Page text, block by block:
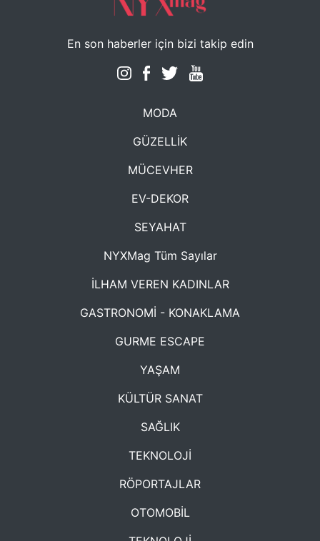
En son haberler için bizi takip edin
MODA
GÜZELLİK
MÜCEVHER
EV-DEKOR
SEYAHAT
NYXMag Tüm Sayılar
İLHAM VEREN KADINLAR
GASTRONOMİ - KONAKLAMA
GURME ESCAPE
YAŞAM
KÜLTÜR SANAT
SAĞLIK
TEKNOLOJİ
RÖPORTAJLAR
OTOMOBİL